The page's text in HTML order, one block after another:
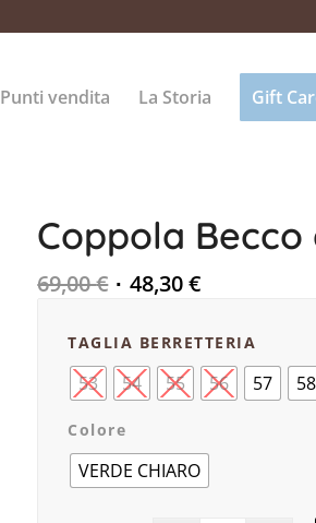
Punti vendita La Storia Gift
Coppola
69,00€ 48,30€
TAGLIA BERRETTERIA
53 54 55 56 57 58
Colore
VERDE CHIARO